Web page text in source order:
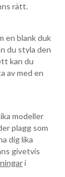
rätt.
en blank duk
du styla den
kan du
av med en
modeller
plagg som
dig lika
givetvis
i